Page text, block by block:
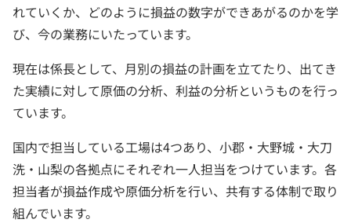
れていくか、どのように損益の数字ができあがるのかを学
び、今の業務にいたっています。
現在は係長として、月別の損益の計画を立てたり、出てき
た実績に対して原価の分析、利益の分析というものを行っ
ています。
国内で担当している工場は4つあり、小郡・大野城・大刀
洗・山梨の各拠点にそれぞれ一人担当をつけています。各
担当者が損益作成や原価分析を行い、共有する体制で取り
組んでいます。